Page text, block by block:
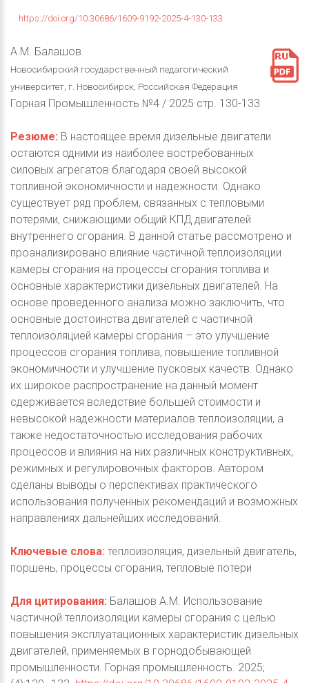
https://doi.org/10.30686/1609-9192-2025-4-130-133
А.М. Балашов
Новосибирский государственный педагогический
университет, г. Новосибирск, Российская Федерация
Горная Промышленность №4 / 2025 стр. 130-133
Резюме: В настоящее время дизельные двигатели
остаются одними из наиболее востребованных
силовых агрегатов благодаря своей высокой
топливной экономичности и надежности. Однако
существует ряд проблем, связанных с тепловыми
потерями, снижающими общий КПД двигателей
внутреннего сгорания. В данной статье рассмотрено и
проанализировано влияние частичной теплоизоляции
камеры сгорания на процессы сгорания топлива и
основные характеристики дизельных двигателей. На
основе проведенного анализа можно заключить, что
основные достоинства двигателей с частичной
теплоизоляцией камеры сгорания – это улучшение
процессов сгорания топлива, повышение топливной
экономичности и улучшение пусковых качеств. Однако
их широкое распространение на данный момент
сдерживается вследствие большей стоимости и
невысокой надежности материалов теплоизоляции, а
также недостаточностью исследования рабочих
процессов и влияния на них различных конструктивных,
режимных и регулировочных факторов. Автором
сделаны выводы о перспективах практического
использования полученных рекомендаций и возможных
направлениях дальнейших исследований.
Ключевые слова: теплоизоляция, дизельный двигатель,
поршень, процессы сгорания, тепловые потери
Для цитирования: Балашов А.М. Использование
частичной теплоизоляции камеры сгорания с целью
повышения эксплуатационных характеристик дизельных
двигателей, применяемых в горнодобывающей
промышленности. Горная промышленность. 2025;